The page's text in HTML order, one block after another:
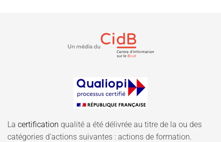
La certification qualité a été délivrée au titre de la ou des
catégories d'actions suivantes : actions de formation.